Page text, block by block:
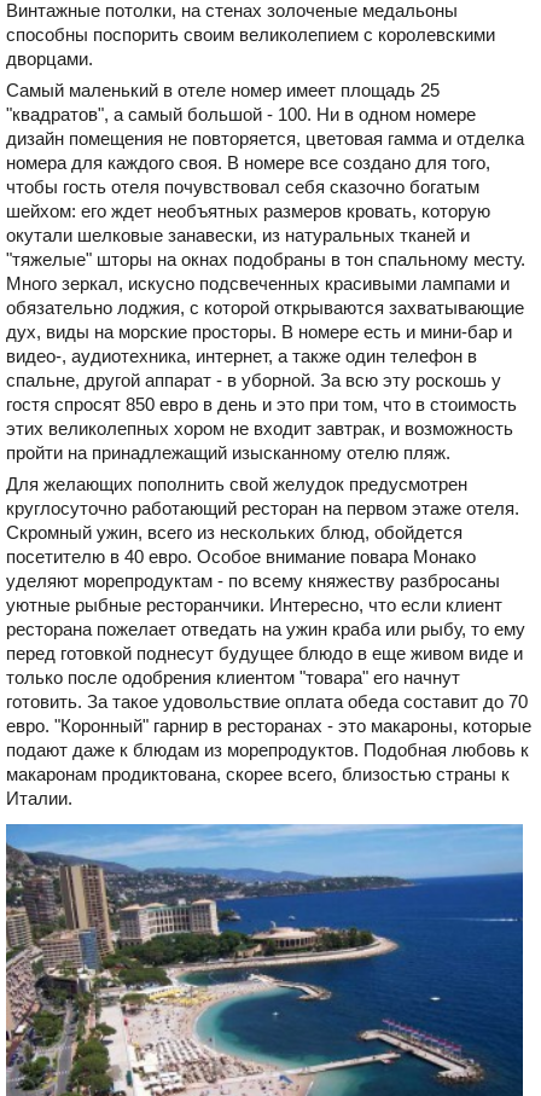
Винтажные потолки, на стенах золоченые медальоны
способны поспорить своим великолепием с королевскими
дворцами.
Самый маленький в отеле номер имеет площадь 25
"квадратов", а самый большой - 100. Ни в одном номере
дизайн помещения не повторяется, цветовая гамма и отделка
номера для каждого своя. В номере все создано для того,
чтобы гость отеля почувствовал себя сказочно богатым
шейхом: его ждет необъятных размеров кровать, которую
окутали шелковые занавески, из натуральных тканей и
"тяжелые" шторы на окнах подобраны в тон спальному месту.
Много зеркал, искусно подсвеченных красивыми лампами и
обязательно лоджия, с которой открываются захватывающие
дух, виды на морские просторы. В номере есть и мини-бар и
видео-, аудиотехника, интернет, а также один телефон в
спальне, другой аппарат - в уборной. За всю эту роскошь у
гостя спросят 850 евро в день и это при том, что в стоимость
этих великолепных хором не входит завтрак, и возможность
пройти на принадлежащий изысканному отелю пляж.
Для желающих пополнить свой желудок предусмотрен
круглосуточно работающий ресторан на первом этаже отеля.
Скромный ужин, всего из нескольких блюд, обойдется
посетителю в 40 евро. Особое внимание повара Монако
уделяют морепродуктам - по всему княжеству разбросаны
уютные рыбные ресторанчики. Интересно, что если клиент
ресторана пожелает отведать на ужин краба или рыбу, то ему
перед готовкой поднесут будущее блюдо в еще живом виде и
только после одобрения клиентом "товара" его начнут
готовить. За такое удовольствие оплата обеда составит до 70
евро. "Коронный" гарнир в ресторанах - это макароны, которые
подают даже к блюдам из морепродуктов. Подобная любовь к
макаронам продиктована, скорее всего, близостью страны к
Италии.